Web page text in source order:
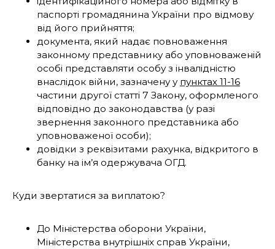
паспорті громадянина України про відмову
від його прийняття;
документа, який надає повноваження
законному представнику або уповноваженій
особі представляти особу з інвалідністю
внаслідок війни, зазначену у пунктах 11-16
частини другої статті 7 Закону, оформленого
відповідно до законодавства (у разі
звернення законного представника або
уповноваженої особи);
довідки з реквізитами рахунка, відкритого в
банку на ім’я одержувача ОГД.
Куди звертатися за виплатою?
До Міністерства оборони України,
Міністерства внутрішніх справ України,